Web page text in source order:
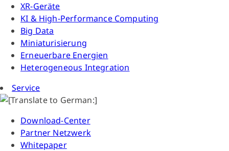
XR-Geräte
KI & High-Performance Computing
Big Data
Miniaturisierung
Erneuerbare Energien
Heterogeneous Integration
Service
Download-Center
Partner Netzwerk
Whitepaper